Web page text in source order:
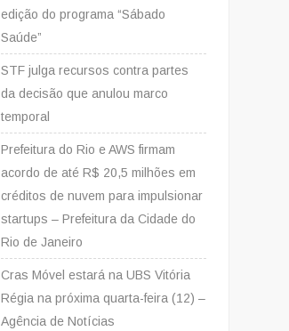
edição do programa “Sábado
Saúde”
STF julga recursos contra partes
da decisão que anulou marco
temporal
Prefeitura do Rio e AWS firmam
acordo de até R$ 20,5 milhões em
créditos de nuvem para impulsionar
startups – Prefeitura da Cidade do
Rio de Janeiro
Cras Móvel estará na UBS Vitória
Régia na próxima quarta-feira (12) –
Agência de Notícias